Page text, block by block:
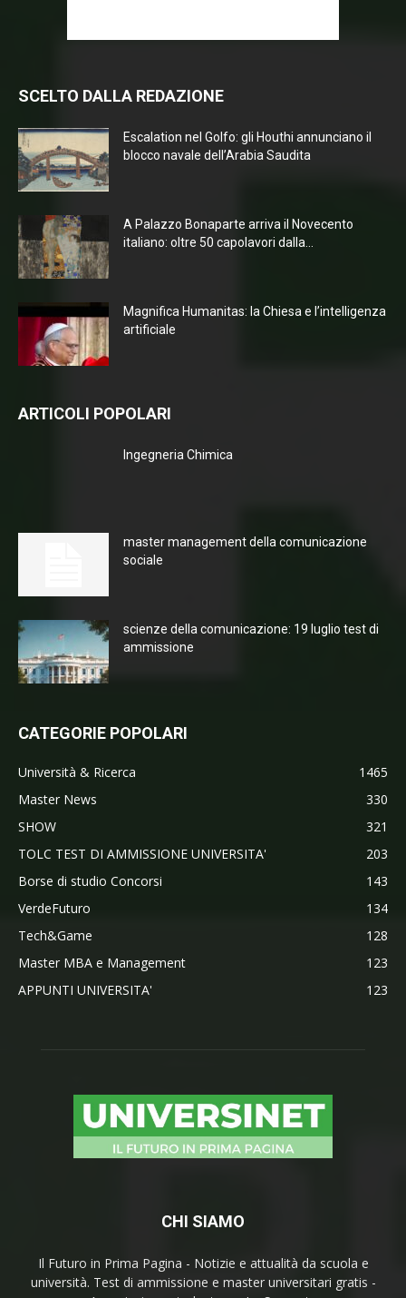
SCELTO DALLA REDAZIONE
Escalation nel Golfo: gli Houthi annunciano il
blocco navale dell’Arabia Saudita
A Palazzo Bonaparte arriva il Novecento
italiano: oltre 50 capolavori dalla...
Magnifica Humanitas: la Chiesa e l’intelligenza
artificiale
ARTICOLI POPOLARI
Ingegneria Chimica
master management della comunicazione
sociale
scienze della comunicazione: 19 luglio test di
ammissione
CATEGORIE POPOLARI
Università & Ricerca
1465
Master News
330
SHOW
321
TOLC TEST DI AMMISSIONE UNIVERSITA'
203
Borse di studio Concorsi
143
VerdeFuturo
134
Tech&Game
128
Master MBA e Management
123
APPUNTI UNIVERSITA'
123
CHI SIAMO
Il Futuro in Prima Pagina - Notizie e attualità da scuola e
università. Test di ammissione e master universitari gratis -